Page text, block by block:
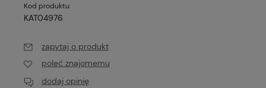
Kod produktu:
KAT04976
zapytaj o produkt
poleć znajomemu
dodaj opinię